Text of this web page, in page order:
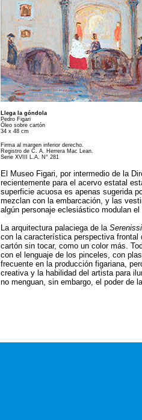
Llega la góndola
Pedro Figari
Óleo sobre cartón
34 x 48 cm
Firma al margen inferior derecho.
Registro de C. A. Herrera Mac Lean.
Serie XVIII L.A. N° 281
El Museo Figari, por intermedio de la
recientemente para el acervo estatal
superficie acuosa es apenas sugerida
mezclan con la embarcación, y las
algún personaje eclesiástico modulan
La arquitectura palaciega de la
con la característica perspectiva frontal
cartón sin tocar, como un color más.
con el lenguaje de los pinceles, con
frecuente en la producción figariana,
creativa y la habilidad del artista para
no menguan, sin embargo, el poder de